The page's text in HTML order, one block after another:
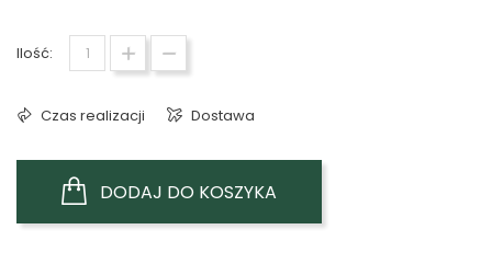
Ilość:
Czas realizacji Dostawa
DODAJ DO KOSZYKA